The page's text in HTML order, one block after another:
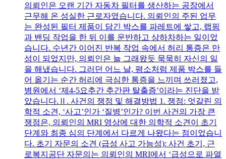
의뢰인은 오랜 기간 자동차 필터를 생산하는 공장에서
근무해 온 성실한 근로자였습니다. 의뢰인의 주된 업무
는 완성된 필터 제품이 담긴 박스를 파레트에 쌓고, 랩핑
과 밴딩 작업을 한 뒤 이를 운반하고 상하차하는 일이었
습니다. 수년간 이어진 반복 작업 속에서 허리 통증은 만
성이 되었지만, 의뢰인은 늘 그래왔듯 묵묵히 자신의 일
을 해냈습니다. 그러던 어느 날, 평소처럼 제품 박스를 들
어 옮기는 순간 허리에 극심한 통증을 느끼며 쓰러졌고,
병원에서 ‘제4-5요추간 추간판 탈출증’이라는 진단을 받
았습니다.Ⅱ. 사건의 쟁점 및 해결방법 1. 쟁점: 엇갈린 의
학적 소견, ‘사고’인가 ‘질병’인가? 이번 사건의 가장 큰
쟁점은, 의뢰인의 MRI 영상에 대한 의학적 소견이 초기
단계와 최종 심의 단계에서 다르게 나왔다는 점이었습니
다. 초기 자문의 소견 (급성 사고 가능성): 사건 초기, 근
로복지공단 자문의는 의뢰인의 MRI에서 ‘급성으로 파열